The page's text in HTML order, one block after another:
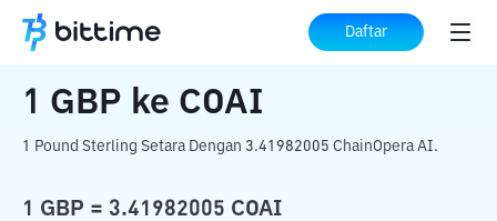
Daftar
Beranda Konverter Kripto ke COAI
1 GBP ke COAI
1 Pound Sterling Setara Dengan 3.41982005 ChainOpera AI.
1 GBP = 3.41982005 COAI